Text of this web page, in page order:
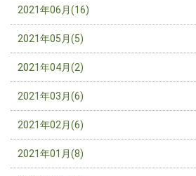
2021年06月(16)
2021年05月(5)
2021年04月(2)
2021年03月(6)
2021年02月(6)
2021年01月(8)